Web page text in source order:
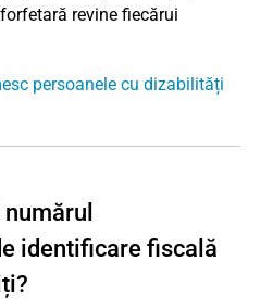
revine fiecărui
persoanele cu dizabilități
identificare fiscală